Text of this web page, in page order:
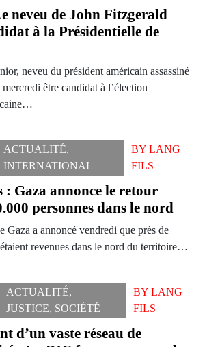
neveu de John Fitzgerald
à la Présidentielle de
neveu du président américain assassiné
être candidat à l’élection
ACTUALITÉ,
INTERNATIONAL
BYLANG
FILS
: Gaza annonce le retour
personnes dans le nord
Gaza a annoncé vendredi que près de
revenues dans le nord du territoire…
ACTUALITÉ,
JUSTICE, SOCIÉTÉ
BY LANG
FILS
d’un vaste réseau de